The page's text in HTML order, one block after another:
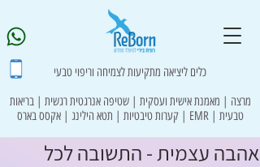
כלים ליציאה מתקיעות לצמיחה וריפוי טבעי
מרצה | מאמנת אישית ועסקית | שטיפה אנרגטית רגשית | בריאות
טבעית | EMR | קערות טיבטיות | תטא הילינג | אקסס בארס
אהבה עצמית - התשובה לכל